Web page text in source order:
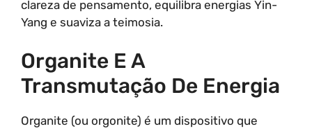
clareza de pensamento, equilibra energias Yin-
Yang e suaviza a teimosia.
Organite E A
Transmutação De Energia
Organite (ou orgonite) é um dispositivo que